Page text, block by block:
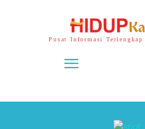
Pusat Informasi